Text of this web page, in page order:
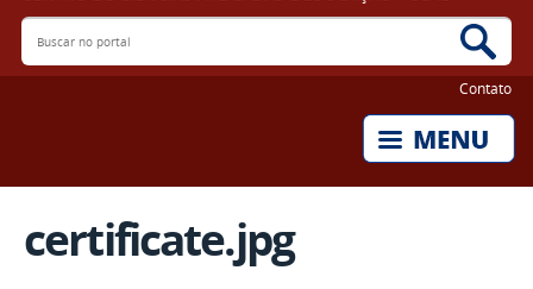
Buscar no portal
Contato
certificate.jpg